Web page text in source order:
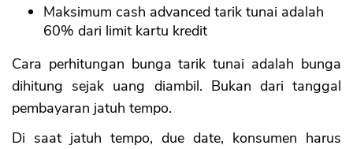
Maksimum cash advanced tarik tunai adalah
60% dari limit kartu kredit
Cara perhitungan bunga tarik tunai adalah bunga
dihitung sejak uang diambil. Bukan dari tanggal
pembayaran jatuh tempo.
Di saat jatuh tempo, due date, konsumen harus